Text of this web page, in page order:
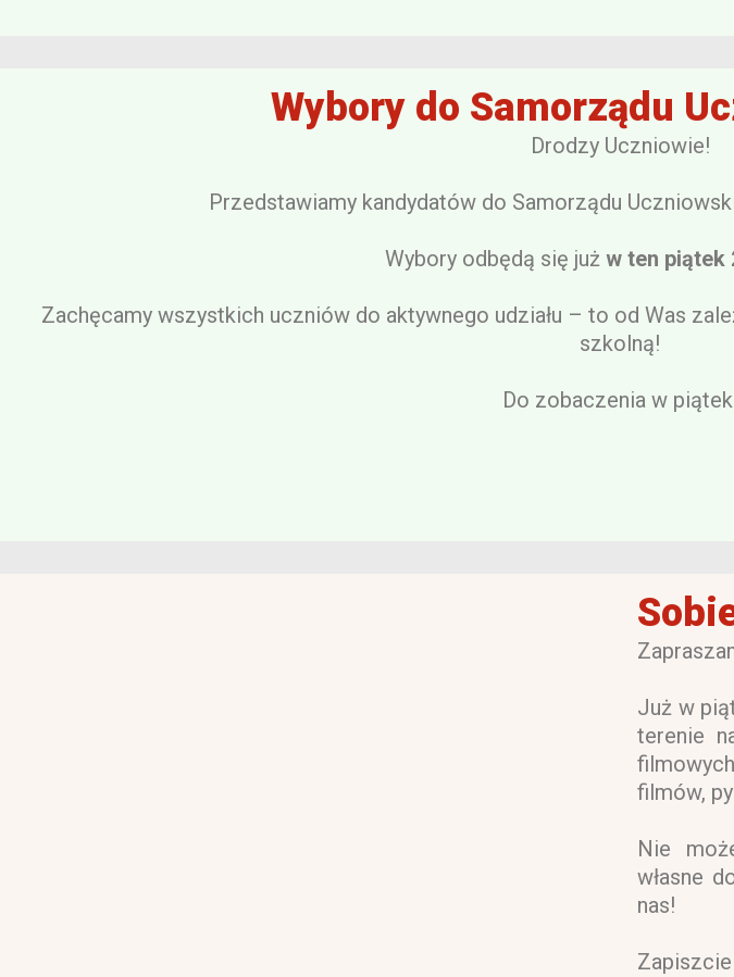
Wybory do Samorządu
Drodzy Uczniowie!
Przedstawiamy kandydatów do Samorządu
Wybory odbędą się już w ten piątek
Zachęcamy wszystkich uczniów do aktywnego udziału – to od Was
szkolną!
Do zobaczenia w
Już w
terenie
filmów,
Nie
własne
nas!